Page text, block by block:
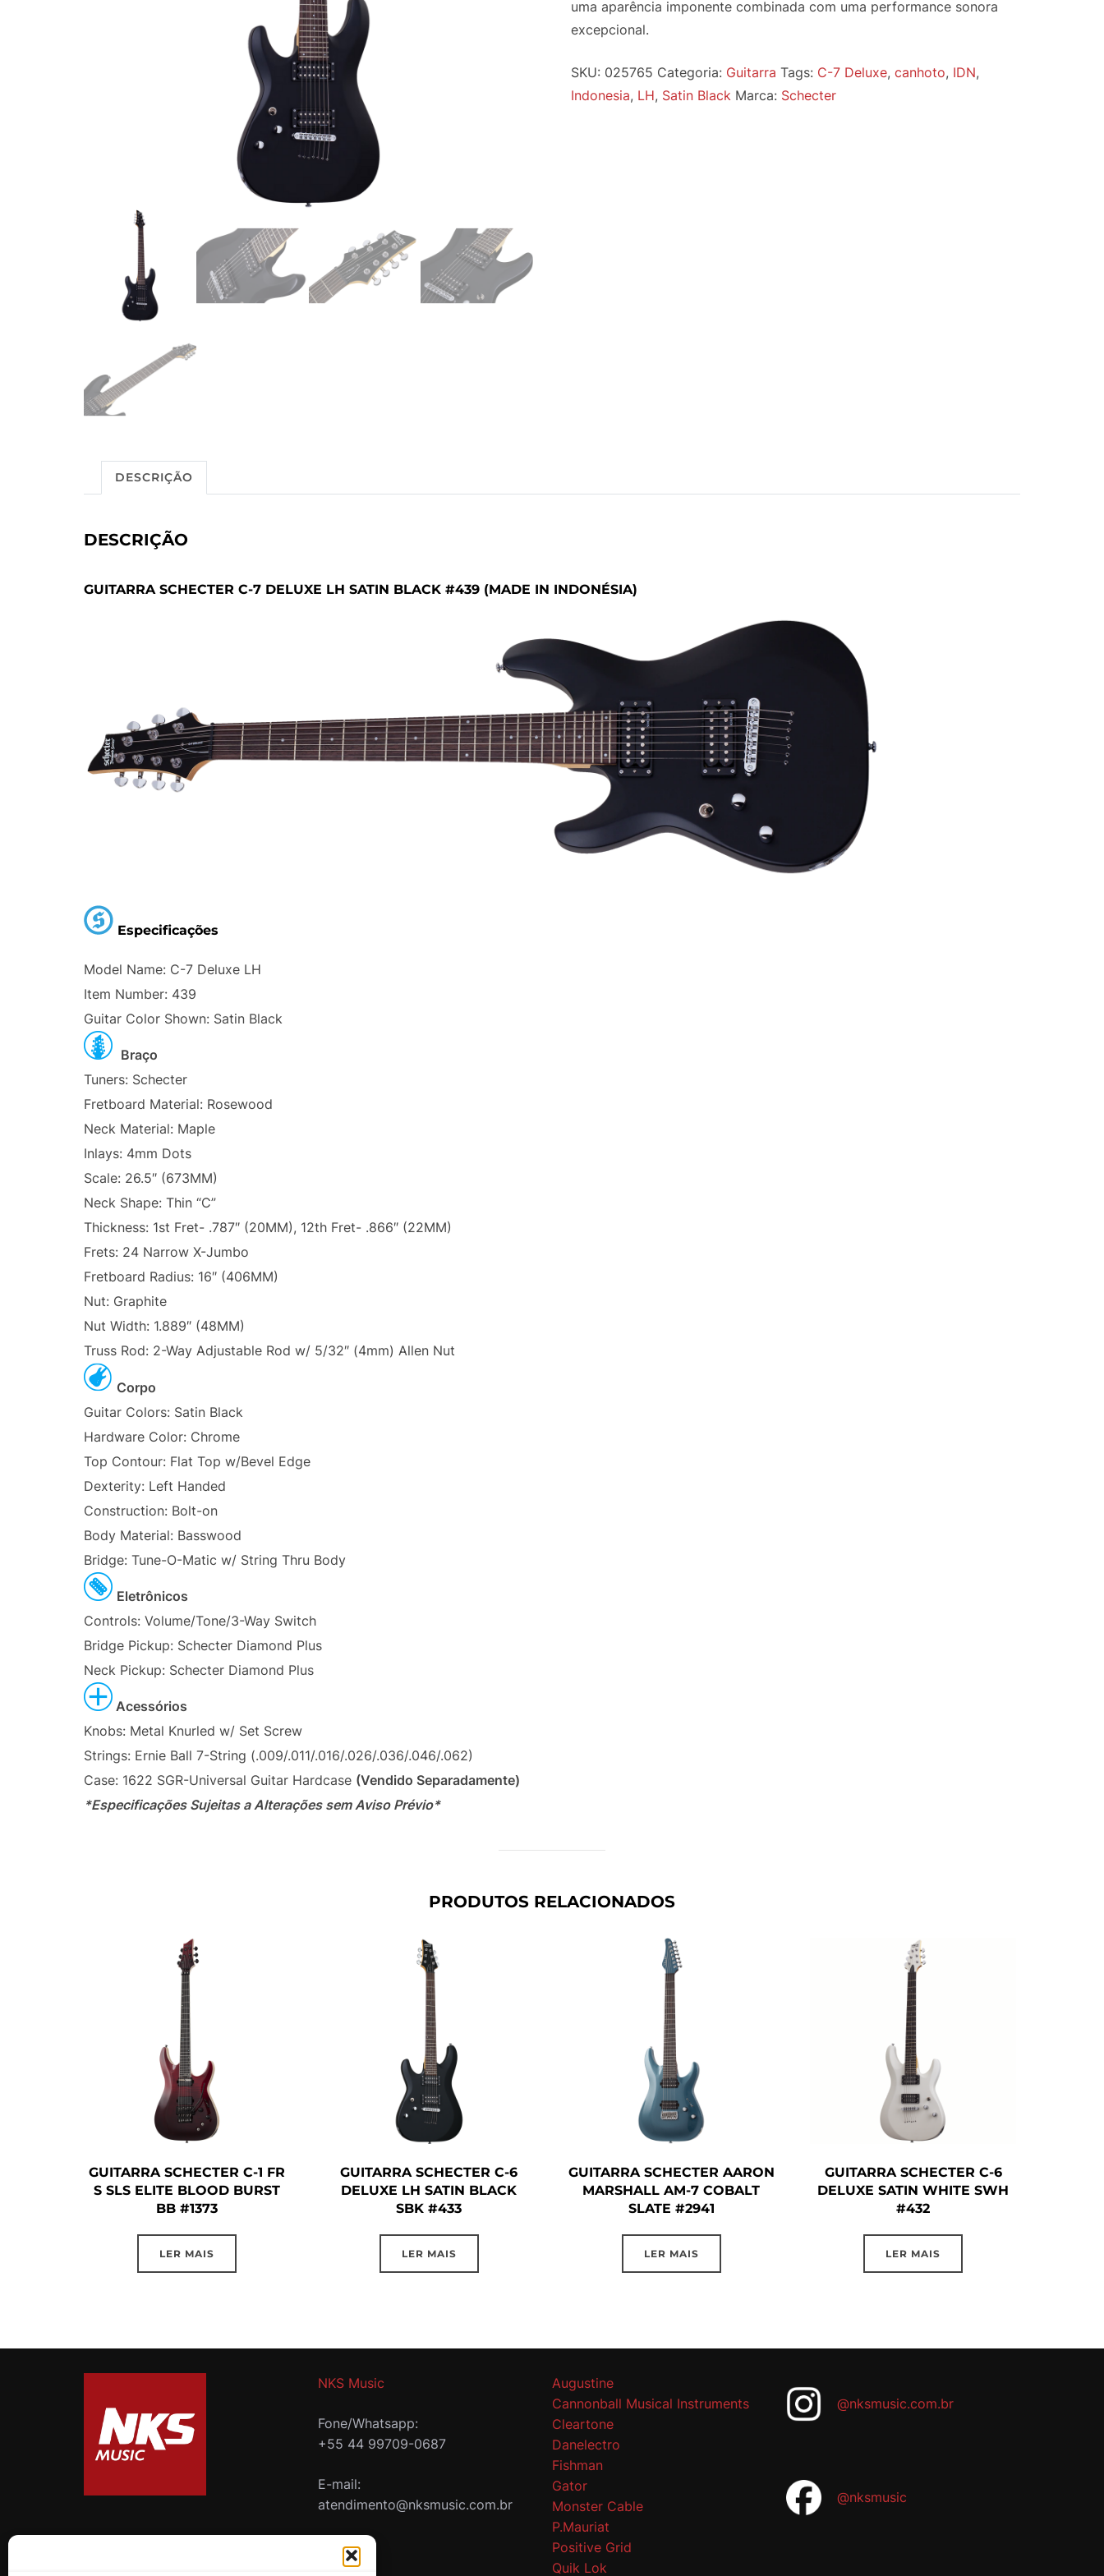
uma aparência imponente combinada com uma performance sonora
excepcional.
SKU: 025765 Categoria: Guitarra Tags: C-7 Deluxe, canhoto, IDN,
Indonesia, LH, Satin Black Marca: Schecter
DESCRIÇÃO
DESCRIÇÃO
GUITARRA SCHECTER C-7 DELUXE LH SATIN BLACK #439 (MADE IN INDONÉSIA)
Especificações
Model Name: C-7 Deluxe LH
Item Number: 439
Guitar Color Shown: Satin Black
Braço
Tuners: Schecter
Fretboard Material: Rosewood
Neck Material: Maple
Inlays: 4mm Dots
Scale: 26.5″ (673MM)
Neck Shape: Thin “C”
Thickness: 1st Fret- .787″ (20MM), 12th Fret- .866″ (22MM)
Frets: 24 Narrow X-Jumbo
Fretboard Radius: 16″ (406MM)
Nut: Graphite
Nut Width: 1.889″ (48MM)
Truss Rod: 2-Way Adjustable Rod w/ 5/32″ (4mm) Allen Nut
Corpo
Guitar Colors: Satin Black
Hardware Color: Chrome
Top Contour: Flat Top w/Bevel Edge
Dexterity: Left Handed
Construction: Bolt-on
Body Material: Basswood
Bridge: Tune-O-Matic w/ String Thru Body
Eletrônicos
Controls: Volume/Tone/3-Way Switch
Bridge Pickup: Schecter Diamond Plus
Neck Pickup: Schecter Diamond Plus
Acessórios
Knobs: Metal Knurled w/ Set Screw
Strings: Ernie Ball 7-String (.009/.011/.016/.026/.036/.046/.062)
Case: 1622 SGR-Universal Guitar Hardcase (Vendido Separadamente)
*Especificações Sujeitas a Alterações sem Aviso Prévio*
PRODUTOS RELACIONADOS
GUITARRA SCHECTER C-1 FR
S SLS ELITE BLOOD BURST
BB #1373
LER MAIS
GUITARRA SCHECTER C-6
DELUXE LH SATIN BLACK
SBK #433
LER MAIS
GUITARRA SCHECTER AARON
MARSHALL AM-7 COBALT
SLATE #2941
LER MAIS
GUITARRA SCHECTER C-6
DELUXE SATIN WHITE SWH
#432
LER MAIS
NKS Music
Fone/Whatsapp:
+55 44 99709-0687
E-mail:
atendimento@nksmusic.com.br
Augustine
Cannonball Musical Instruments
Cleartone
Danelectro
Fishman
Gator
Monster Cable
P.Mauriat
Positive Grid
Quik Lok
@nksmusic.com.br
@nksmusic